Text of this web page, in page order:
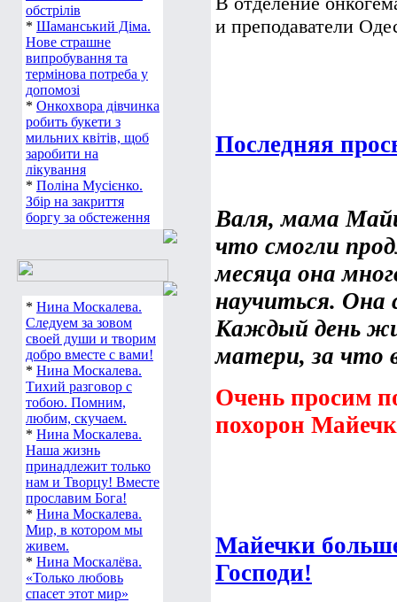
обстрілів
* Шаманський Діма.
Нове страшне
випробування та
термінова потреба у
допомозі
* Онкохвора дівчинка
робить букети з
мильних квітів, щоб
заробити на
лікування
* Поліна Мусієнко.
Збір на закриття
боргу за обстеження
* Нина Москалева.
Следуем за зовом
своей души и творим
добро вместе с вами!
* Нина Москалева.
Тихий разговор с
тобою. Помним,
любим, скучаем.
* Нина Москалева.
Наша жизнь
принадлежит только
нам и Творцу! Вместе
прославим Бога!
* Нина Москалева.
Мир, в котором мы
живем.
* Нина Москалёва.
«Только любовь
спасет этот мир»
и преподаватели
Последняя
Валя, мама
что смогли
месяца она
научиться. Она
Каждый день
матери, за что
Очень просим
похорон
Майечки
Господи!